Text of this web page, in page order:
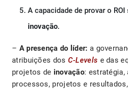
A capacidade de provar o
inovação.
– A presença do líder: a
atribuições dos C-Levels e das
projetos de inovação: estratégia,
processos, projetos e